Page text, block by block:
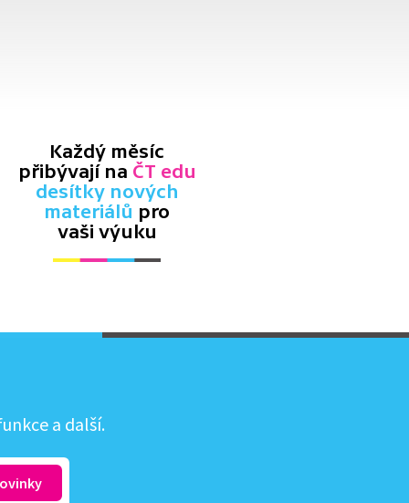
Každý měsíc
přibývají na ČT edu
desítky nových
materiálů pro
vaši výuku
a další.